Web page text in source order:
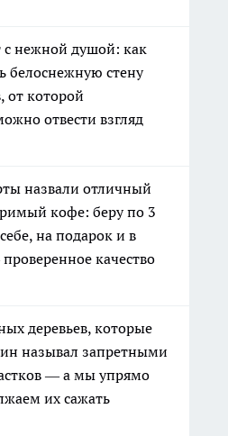
с нежной душой: как
белоснежную стену
от которой
отвести взгляд
назвали отличный
кофе: беру по 3
на подарок и в
качество
деревьев, которые
называл запретными
— а мы упрямо
их сажать